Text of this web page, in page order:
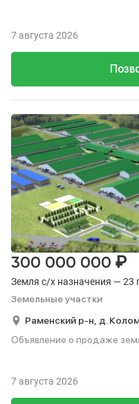
7 августа 2026
Земля с/х назначения — 23
Земельные участки
300 000 000 ₽
Раменский р-н, д.
Объявление о продаже
7 августа 2026